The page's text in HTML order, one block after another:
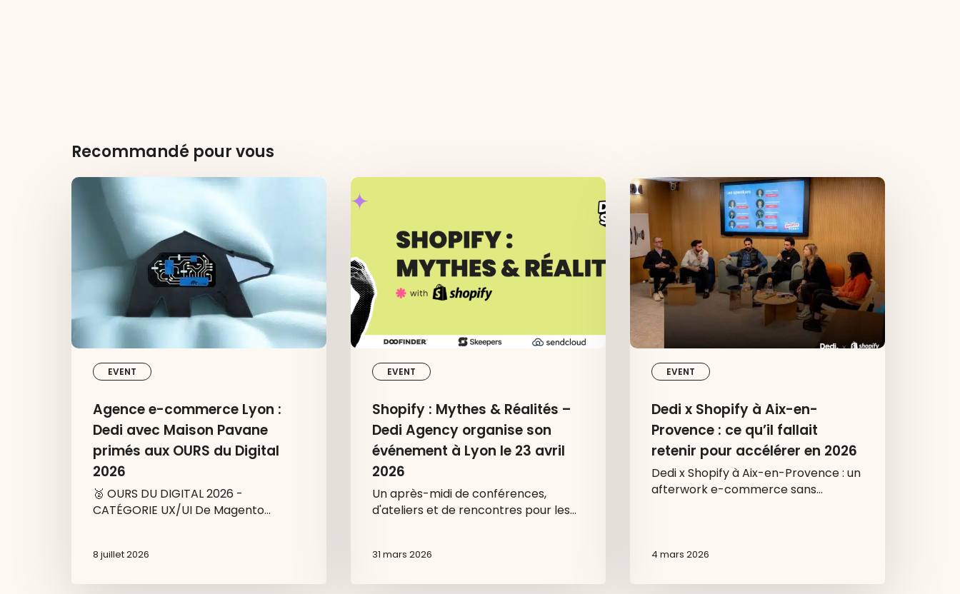
Recommandé pour vous
EVENT
Agence
commerce
Dedi
Pavane
aux
OURS
2026Agence e-commerce Lyon :
Dedi avec Maison Pavane
primés aux OURS du Digital
2026
🥈 OURS DU DIGITAL 2026 -
CATÉGORIE UX/UI De Magento…
8 juillet 2026
EVENT
Shopify
:
–
Dedi
Agency
organise
son
événement
Lyon
avril
2026
Shopify : Mythes & Réalités –
Dedi Agency organise son
événement à Lyon le 23 avril
2026
Un après-midi de conférences,
d'ateliers et de rencontres pour les…
31 mars 2026
EVENT
Dedi
x
Shopify
à
Aix-
en-
Provence
qu’il
fallait
retenir
pour
2026
Dedi x Shopify à Aix-en-
Provence : ce qu’il fallait
retenir pour accélérer en 2026
Dedi x Shopify à Aix-en-Provence : un
afterwork e-commerce sans…
4 mars 2026